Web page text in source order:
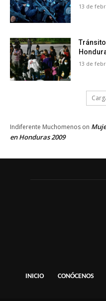
13 de
13 de
Indiferente Muchomenos on
en Honduras 2009
INICIO CONÓCENOS